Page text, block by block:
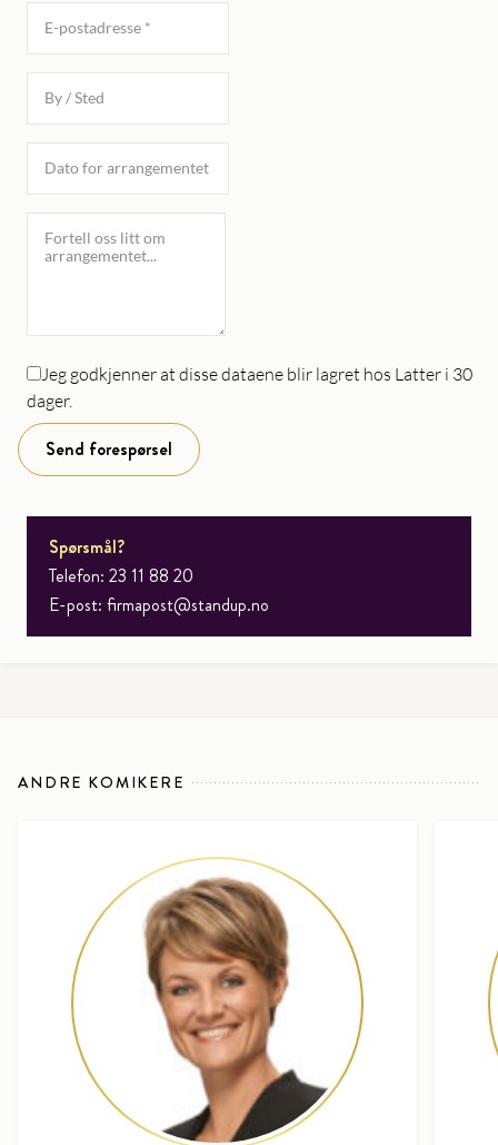
Jeg godkjenner at disse dataene blir lagret hos Latter i 30
dager.
Send forespørsel
Spørsmål?
Telefon: 23 11 88 20
E-post: firmapost@standup.no
ANDRE KOMIKERE